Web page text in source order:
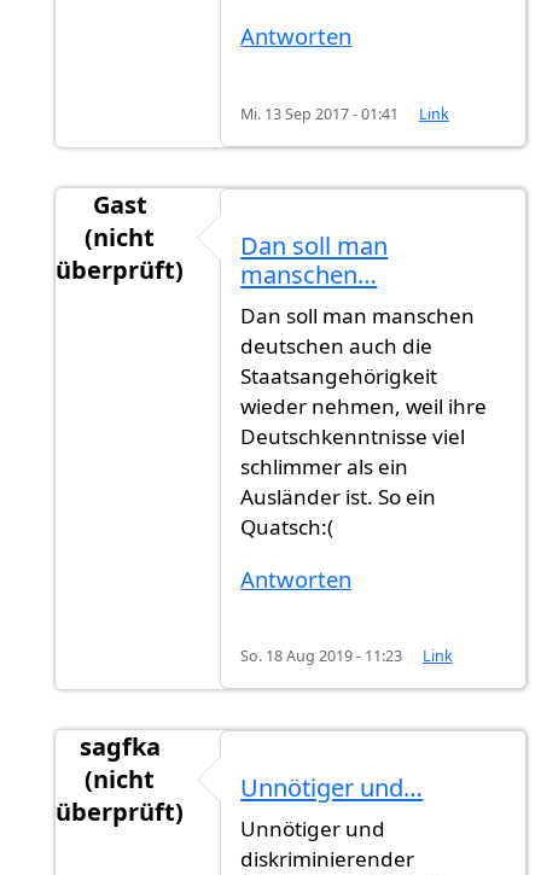
Antworten
Mi. 13 Sep 2017 - 01:41 Link
Gast
(nicht
überprüft)
Dan soll man
manschen…
Dan soll man manschen
deutschen auch die
Staatsangehörigkeit
wieder nehmen, weil ihre
Deutschkenntnisse viel
schlimmer als ein
Ausländer ist. So ein
Quatsch:(
Antworten
So. 18 Aug 2019 - 11:23 Link
sagfka
(nicht
überprüft)
Jahr schreibt man groß. Man
Unnötiger und…
Unnötiger und
diskriminierender